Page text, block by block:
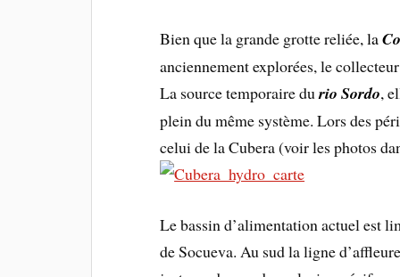
Bien que la grande grotte reliée, la
anciennement explorées, le
La source temporaire du rio Sordo,
plein du même système. Lors des
celui de la Cubera (voir les photos
Le bassin d’alimentation actuel est
de Socueva. Au sud la ligne